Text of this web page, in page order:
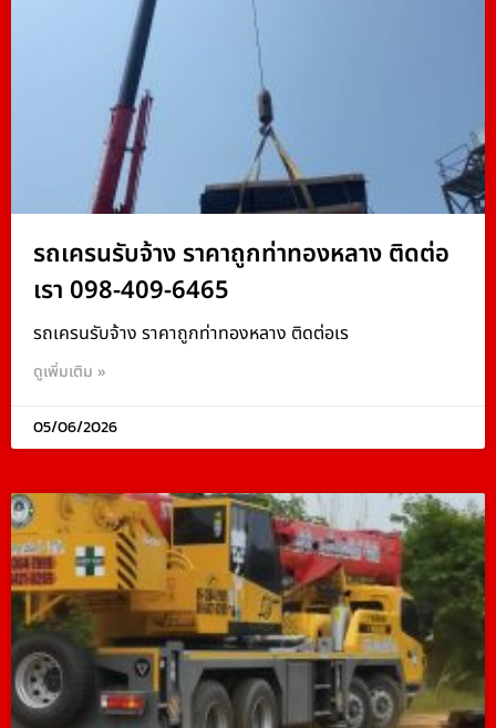
รถเครนรับจ้าง ราคาถูกท่าทองหลาง ติดต่อ
เรา 098-409-6465
รถเครนรับจ้าง ราคาถูกท่าทองหลาง ติดต่อเร
ดูเพิ่มเติม »
05/06/2026